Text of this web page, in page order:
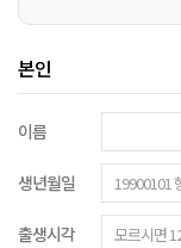
본인
이름
생년월일
출생시각